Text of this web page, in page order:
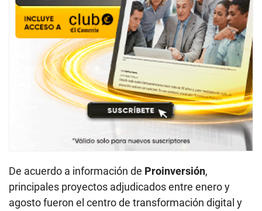
De acuerdo a información de Proinversión,
principales proyectos adjudicados entre enero y
agosto fueron el centro de transformación digital y